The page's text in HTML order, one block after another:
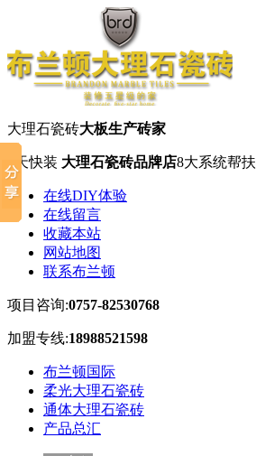
大理石瓷砖大板生产砖家
7天快装 大理石瓷砖品牌店8大系统帮扶
在线DIY体验
在线留言
收藏本站
网站地图
联系布兰顿
项目咨询:0757-82530768
加盟专线:18988521598
布兰顿国际
柔光大理石瓷砖
通体大理石瓷砖
产品总汇